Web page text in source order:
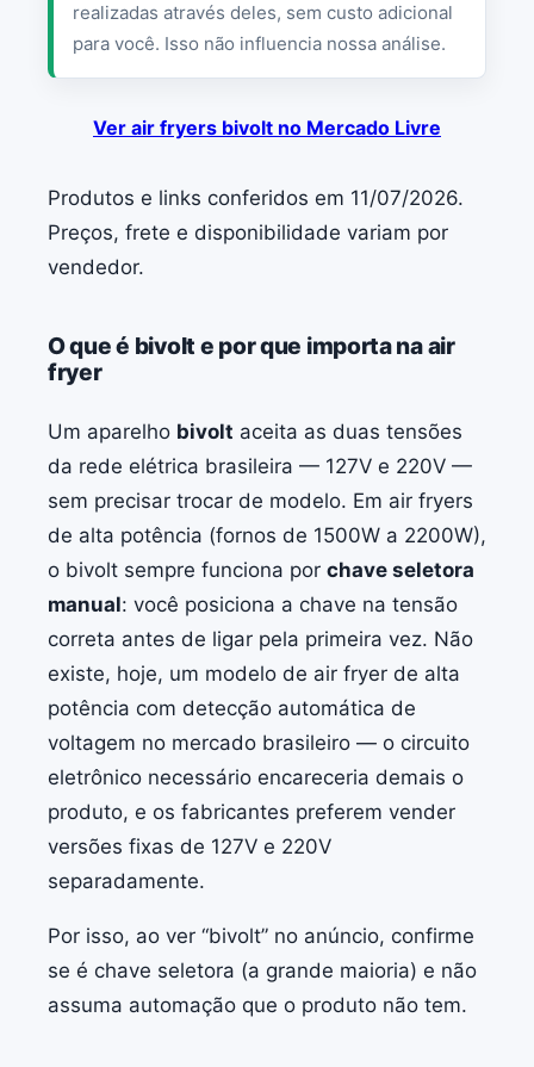
realizadas através deles, sem custo adicional
para você. Isso não influencia nossa análise.
Ver air fryers bivolt no Mercado Livre
Produtos e links conferidos em 11/07/2026.
Preços, frete e disponibilidade variam por
vendedor.
O que é bivolt e por que importa na air
fryer
Um aparelho bivolt aceita as duas tensões
da rede elétrica brasileira — 127V e 220V —
sem precisar trocar de modelo. Em air fryers
de alta potência (fornos de 1500W a 2200W),
o bivolt sempre funciona por chave seletora
manual: você posiciona a chave na tensão
correta antes de ligar pela primeira vez. Não
existe, hoje, um modelo de air fryer de alta
potência com detecção automática de
voltagem no mercado brasileiro — o circuito
eletrônico necessário encareceria demais o
produto, e os fabricantes preferem vender
versões fixas de 127V e 220V
separadamente.
Por isso, ao ver “bivolt” no anúncio, confirme
se é chave seletora (a grande maioria) e não
assuma automação que o produto não tem.